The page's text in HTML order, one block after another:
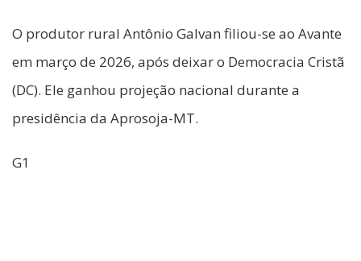
O produtor rural Antônio Galvan filiou-se ao Avante
em março de 2026, após deixar o Democracia Cristã
(DC). Ele ganhou projeção nacional durante a
presidência da Aprosoja-MT.
G1